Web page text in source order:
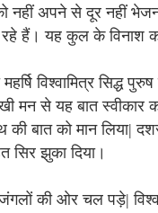
नहीं अपने से दूर नहीं
रहे हैं। यह कुल के विनाश
विश्वामित्र सिद्ध
से यह बात स्वीकार
बात को मान लिया|
सिर झुका दिया।
जंगलों की ओर चल पड़े|